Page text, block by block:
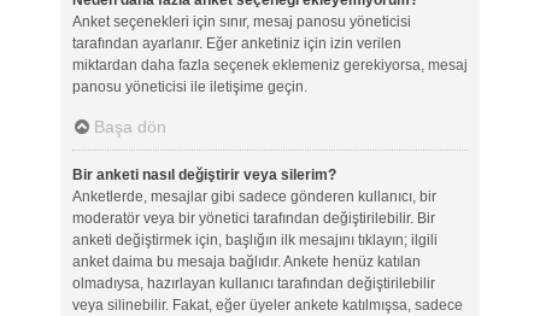
Anket seçenekleri için sınır, mesaj panosu yöneticisi
tarafından ayarlanır. Eğer anketiniz için izin verilen
miktardan daha fazla seçenek eklemeniz gerekiyorsa, mesaj
panosu yöneticisi ile iletişime geçin.
Başa dön
Bir anketi nasıl değiştirir veya silerim?
Anketlerde, mesajlar gibi sadece gönderen kullanıcı, bir
moderatör veya bir yönetici tarafından değiştirilebilir. Bir
anketi değiştirmek için, başlığın ilk mesajını tıklayın; ilgili
anket daima bu mesaja bağlıdır. Ankete henüz katılan
olmadıysa, hazırlayan kullanıcı tarafından değiştirilebilir
veya silinebilir. Fakat, eğer üyeler ankete katılmışsa, sadece